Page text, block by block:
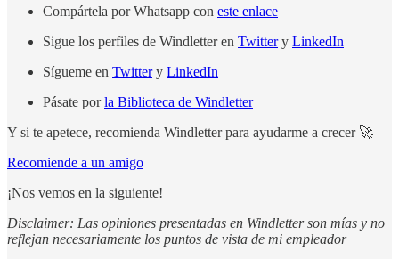
Compártela por Whatsapp con este enlace
Sigue los perfiles de Windletter en Twittery LinkedIn
Sígueme en Twittery LinkedIn
Pásate porla Biblioteca de Windletter
Y si te apetece, recomienda Windletter para ayudarme a crecer 🚀
Recomiende a un amigo
¡Nos vemos en la siguiente!
Disclaimer: Las opiniones presentadas en Windletter son mías y no
reflejan necesariamente los puntos de vista de mi empleador